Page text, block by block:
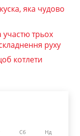
яка чудово
участю трьох
руху
котлети
Сб Нд